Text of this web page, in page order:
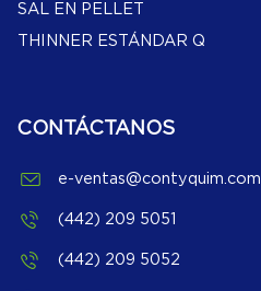
SAL EN PELLET
THINNER ESTÁNDAR Q
CONTÁCTANOS
e-ventas@contyquim.com
(442) 209 5051
(442) 209 5052